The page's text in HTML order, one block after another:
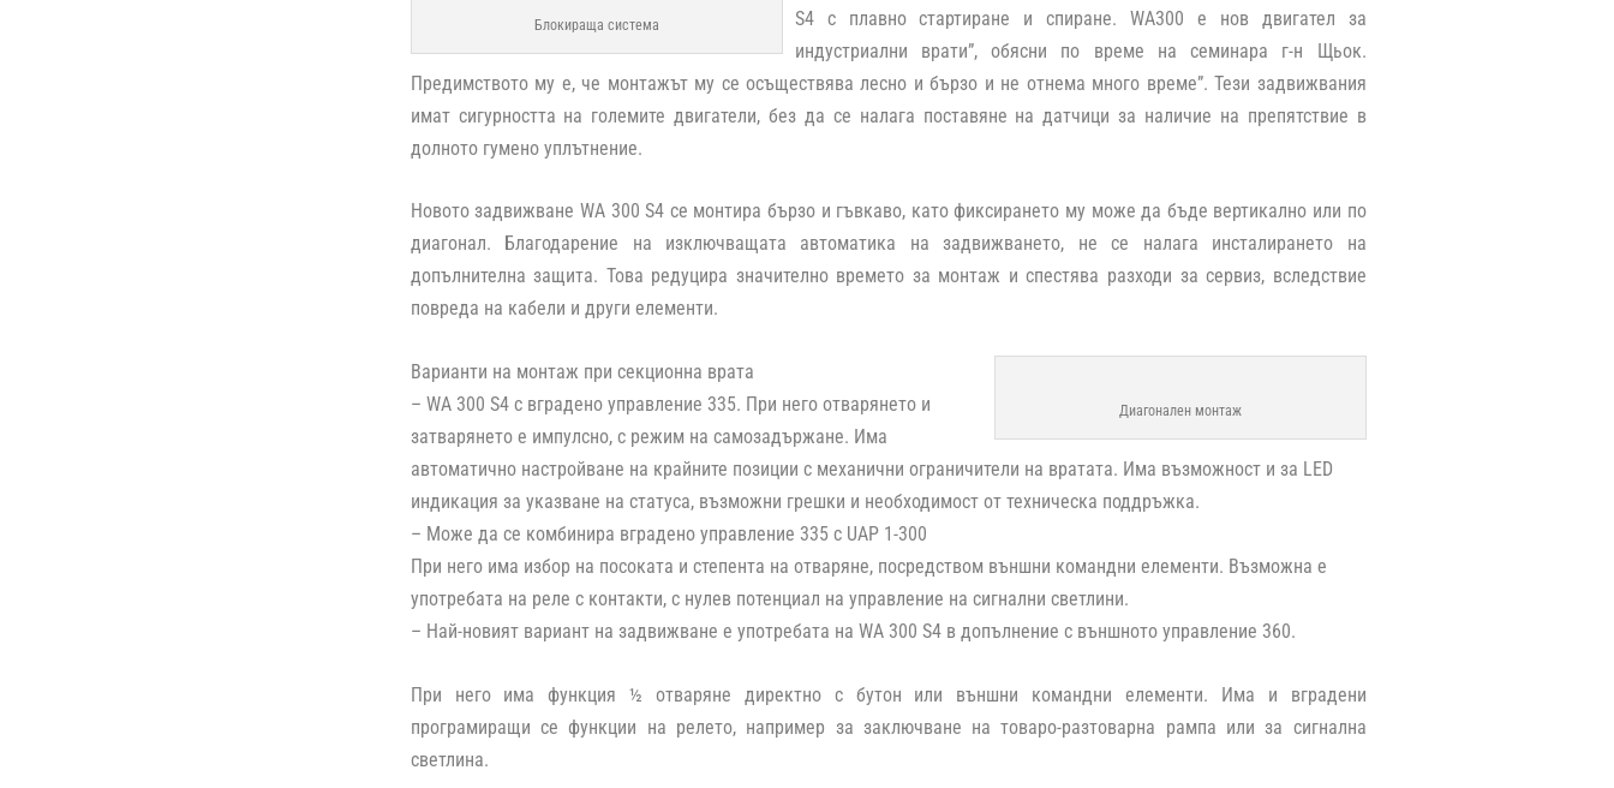
Блокираща система
S4 с плавно стартиране и спиране. WA300 е нов двигател за
индустриални врати”, обясни по време на семинара г-н Щьок.
Предимството му е, че монтажът му се осъществява лесно и бързо и не отнема много време”. Тези задвижвания
имат сигурността на големите двигатели, без да се налага поставяне на датчици за наличие на препятствие в
долното гумено уплътнение.
Новото задвижване WA 300 S4 се монтира бързо и гъвкаво, като фиксирането му може да бъде вертикално или по
диагонал. Благодарение на изключващата автоматика на задвижването, не се налага инсталирането на
допълнителна защита. Това редуцира значително времето за монтаж и спестява разходи за сервиз, вследствие
повреда на кабели и други елементи.
Диагонален монтаж
Варианти на монтаж при секционна врата
– WA 300 S4 с вградено управление 335. При него отварянето и
затварянето е импулсно, с режим на самозадържане. Има
автоматично настройване на крайните позиции с механични ограничители на вратата. Има възможност и за LED
индикация за указване на статуса, възможни грешки и необходимост от техническа поддръжка.
– Може да се комбинира вградено управление 335 с UAP 1-300
При него има избор на посоката и степента на отваряне, посредством външни командни елементи. Възможна е
употребата на реле с контакти, с нулев потенциал на управление на сигнални светлини.
– Най-новият вариант на задвижване е употребата на WA 300 S4 в допълнение с външното управление 360.
При него има функция ½ отваряне директно с бутон или външни командни елементи. Има и вградени
програмиращи се функции на релето, например за заключване на товаро-разтоварна рампа или за сигнална
светлина.